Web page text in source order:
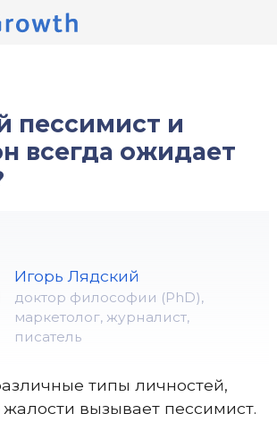
Что такое /
пессимист и
всегда ожидает
Игорь Лядский
доктор философии (PhD),
маркетолог, журналист,
писатель
типы личностей,
вызывает пессимист.